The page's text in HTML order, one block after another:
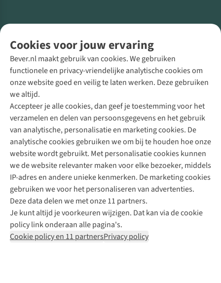
Cookies voor jouw ervaring
Bever.nl maakt gebruik van cookies. We gebruiken
functionele en privacy-vriendelijke analytische cookies om
onze website goed en veilig te laten werken. Deze gebruiken
we altijd.
Accepteer je alle cookies, dan geef je toestemming voor het
verzamelen en delen van persoonsgegevens en het gebruik
van analytische, personalisatie en marketing cookies. De
analytische cookies gebruiken we om bij te houden hoe onze
website wordt gebruikt. Met personalisatie cookies kunnen
we de website relevanter maken voor elke bezoeker, middels
IP-adres en andere unieke kenmerken. De marketing cookies
gebruiken we voor het personaliseren van advertenties.
Deze data delen we met onze 11 partners.
Je kunt altijd je voorkeuren wijzigen. Dat kan via de cookie
policy link onderaan alle pagina's.
Cookie policy en 11 partnersPrivacy policy
Direct advies van een Buitenexpert
+31 (0)85 888 50 88
+31 6 12 28 49 80
Contactformulier